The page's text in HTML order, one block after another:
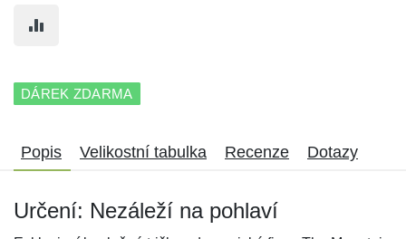
DÁREK ZDARMA
Popis Velikostní tabulka Recenze Dotazy
Určení: Nezáleží na pohlaví